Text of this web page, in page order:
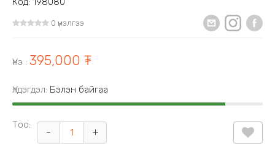
0 үнэлгээ
Үнэ : 395,000 ₮
Үлдэгдэл: Бэлэн байгаа
Тоо:
- +